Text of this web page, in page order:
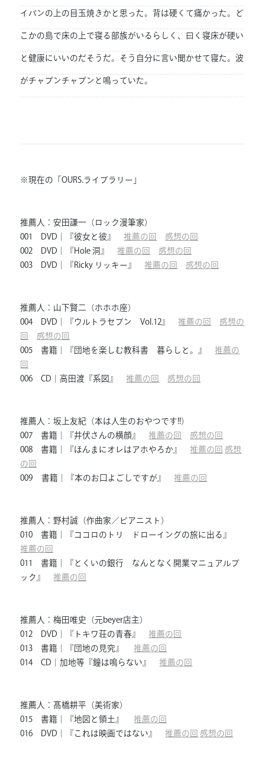
イパンの上の目玉焼きかと思った。背は硬くて痛かった。ど
こかの島で床の上で寝る部族がいるらしく、曰く寝床が硬い
と健康にいいのだそうだ。そう自分に言い聞かせて寝た。波
がチャプンチャプンと鳴っていた。
※現在の「OURS.ライブラリー」
推薦人：安田謙一（ロック漫筆家）
001 DVD｜『彼女と彼』推薦の回
感想の回
002 DVD｜『Hole 洞』推薦の回
感想の回
003 DVD｜『Ricky リッキー』推薦の回 感想の回
推薦人：山下賢二（ホホホ座）
004 DVD｜『ウルトラセブン Vol.12』推薦の回
感想の
回
感想の回
005 書籍｜『団地を楽しむ教科書 暮らしと。』推薦の
回
006 CD｜高田渡『系図』推薦の回 感想の回
推薦人：坂上友紀（本は人生のおやつです!!）
007 書籍｜『井伏さんの横顔』推薦の回
感想の回
008 書籍｜『ほんまにオレはアホやろか』推薦の回 感想
の回
009 書籍｜『本のお口よごしですが』推薦の回
推薦人：野村誠（作曲家／ピアニスト）
010 書籍｜『ココロのトリ ドローイングの旅に出る』
推薦の回
011 書籍｜『とくいの銀行 なんとなく開業マニュアルブ
ック』推薦の回
推薦人：梅田唯史（元beyer店主）
012 DVD｜『トキワ荘の青春』推薦の回
013 書籍｜『団地の見究』推薦の回
014 CD｜加地等『鐘は鳴らない』推薦の回
推薦人：髙橋耕平（美術家）
015 書籍｜『地図と領土』推薦の回
016 DVD｜『これは映画ではない』推薦の回 感想の回